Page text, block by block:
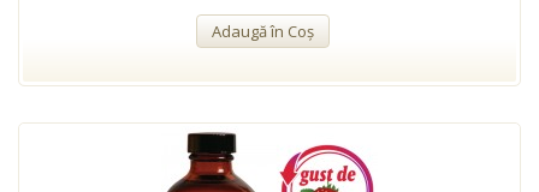
Adaugă în Coş